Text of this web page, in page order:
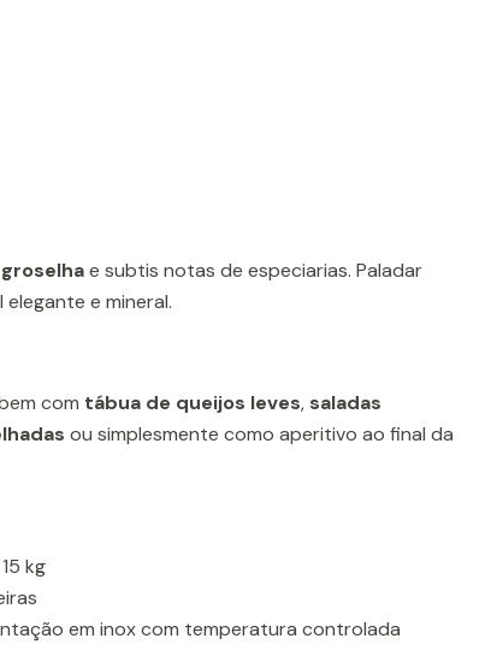
e subtis notas de especiarias. Paladar
elegante e mineral.
com tábua de queijos leves, saladas
ou simplesmente como aperitivo ao final da
kg
em inox com temperatura controlada